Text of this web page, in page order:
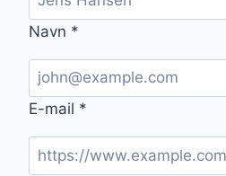
Navn *
E-mail *